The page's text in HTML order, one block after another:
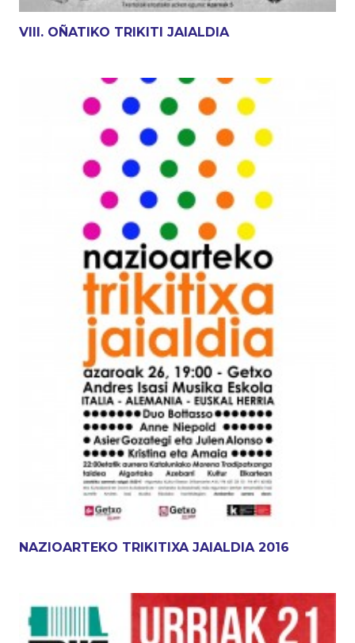
VIII. OÑATIKO TRIKITI JAIALDIA
NAZIOARTEKO TRIKITIXA JAIALDIA 2016